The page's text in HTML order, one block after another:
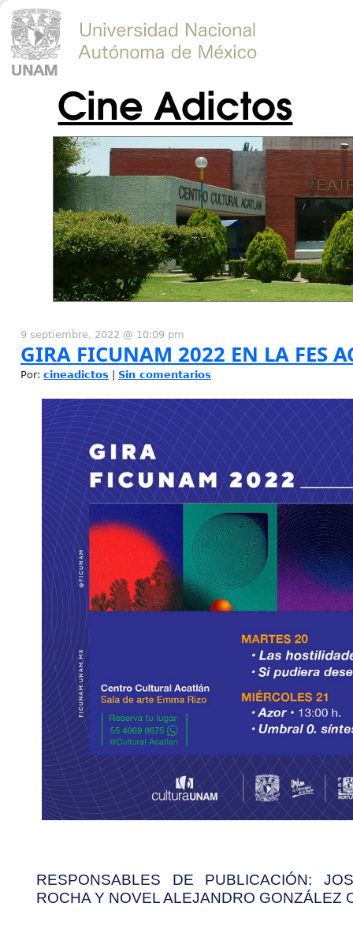
Cine Adictos
9 septiembre, 2022 @ 10:09 pm
GIRA FICUNAM 2022 EN LA FES
Por: cineadictos Sin comentarios
RESPONSABLES DE PUBLICACIÓN:
ROCHA Y NOVEL ALEJANDRO GONZÁLEZ